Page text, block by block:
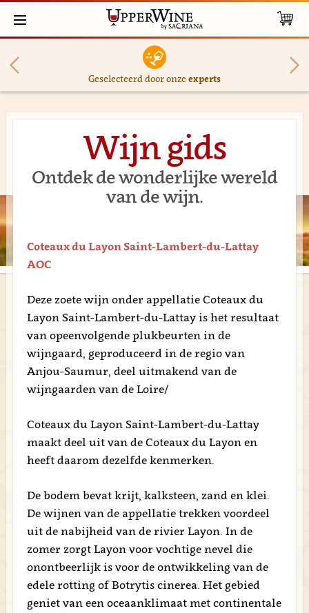
Geselecteerd door onzeexperts
Wijn gids
Ontdek de wonderlijke wereld
van de wijn.
Coteaux du Layon Saint-Lambert-du-Lattay
AOC
Deze zoete wijn onder appellatie Coteaux du
Layon Saint-Lambert-du-Lattay is het resultaat
van opeenvolgende plukbeurten in de
wijngaard, geproduceerd in de regio van
Anjou-Saumur, deel uitmakend van de
wijngaarden van de Loire/
Coteaux du Layon Saint-Lambert-du-Lattay
maakt deel uit van de Coteaux du Layon en
heeft daarom dezelfde kenmerken.
De bodem bevat krijt, kalksteen, zand en klei.
De wijnen van de appellatie trekken voordeel
uit de nabijheid van de rivier Layon. In de
zomer zorgt Layon voor vochtige nevel die
onontbeerlijk is voor de ontwikkeling van de
edele rotting of Botrytis cinerea. Het gebied
geniet van een oceaanklimaat met continentale